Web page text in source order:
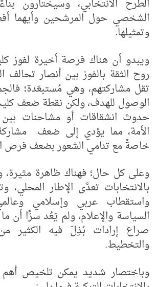
الطرح الانتخابي، وسيختارون
الشخصي حول المرشحين وأيهما
وتمثيلها.
ويبدو أن هناك فرصة أخيرة لفوز
روح الثقة بالفوز بين أنصار تحالف
تقل مشاركتهم، وهي مُستبعَدة؛
الوصول للهدف، ولكن نقطة ضعف
حدوث انشقاقات أو مشاحنات
الأمة، مما يؤدي إلى ضعف
خاصةً مع تنامي الشعور بضعف فرص
وعلى كل حال؛ فهناك ظاهرة مثيرة،
بالانتخابات تعدَّى الإطار المحلي،
واستقطاب عربي وإسلامي
السياسة والإعلام، ولم يَعُد سرًّا أن
صراع إرادات بُذِلَ فيه الكثير
والتخطيط.
وباختصار شديد يمكن تلخيص أهم